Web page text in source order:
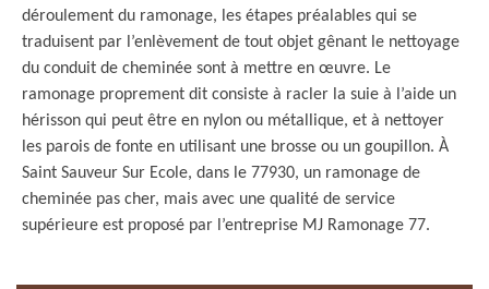
déroulement du ramonage, les étapes préalables qui se
traduisent par l’enlèvement de tout objet gênant le nettoyage
du conduit de cheminée sont à mettre en œuvre. Le
ramonage proprement dit consiste à racler la suie à l’aide un
hérisson qui peut être en nylon ou métallique, et à nettoyer
les parois de fonte en utilisant une brosse ou un goupillon. À
Saint Sauveur Sur Ecole, dans le 77930, un ramonage de
cheminée pas cher, mais avec une qualité de service
supérieure est proposé par l’entreprise MJ Ramonage 77.